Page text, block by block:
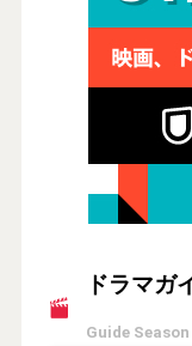
ドラマガ
Guide Season